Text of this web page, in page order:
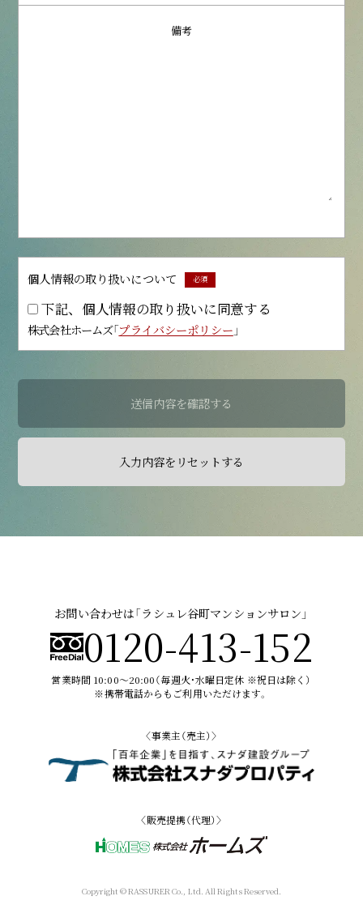
備考
個人情報の取り扱いについて 必須
下記、個人情報の取り扱いに同意する
株式会社ホームズ「プライバシーポリシー 」
入力内容をリセットする
送信内容を確認する
お問い合わせは「ラシュレ谷町マンションサロン」
0120-413-152
営業時間 10:00〜20:00（毎週火・水曜日定休 ※祝日は除く）
※携帯電話からもご利用いただけます。
〈事業主（売主）〉
〈販売提携（代理）〉
Copyright © RASSURER Co., Ltd. All Rights Reserved.